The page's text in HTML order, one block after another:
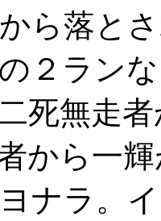
ら落と
２ラン
死無走
から一
ナラ。